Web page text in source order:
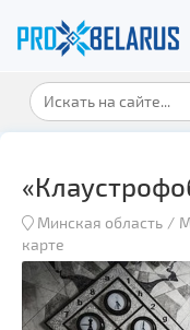
Минская область
карте